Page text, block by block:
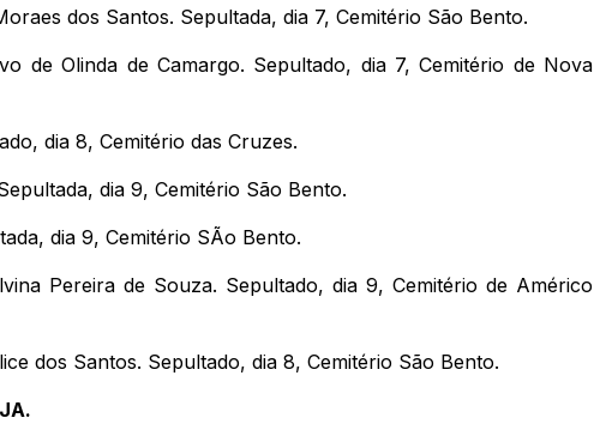
dos Santos. Sepultada, dia 7, Cemitério São Bento.
de Olinda de Camargo. Sepultado, dia 7, Cemitério de Nova
dia 8, Cemitério das Cruzes.
dia 9, Cemitério São Bento.
dia 9, Cemitério SÃo Bento.
Pereira de Souza. Sepultado, dia 9, Cemitério de Américo
dos Santos. Sepultado, dia 8, Cemitério São Bento.